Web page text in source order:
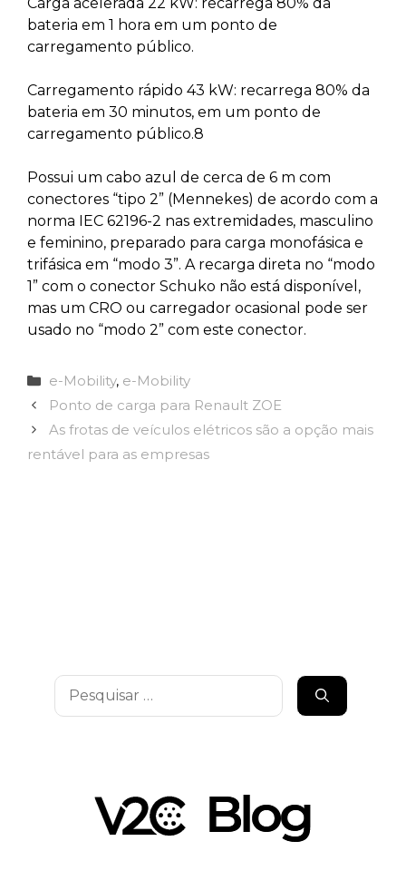
bateria em 1 hora em um ponto de
carregamento público.
Carregamento rápido 43 kW: recarrega 80% da
bateria em 30 minutos, em um ponto de
carregamento público.8
Possui um cabo azul de cerca de 6 m com
conectores “tipo 2” (Mennekes) de acordo com a
norma IEC 62196-2 nas extremidades, masculino
e feminino, preparado para carga monofásica e
trifásica em “modo 3”. A recarga direta no “modo
1” com o conector Schuko não está disponível,
mas um CRO ou carregador ocasional pode ser
usado no “modo 2” com este conector.
Categorias
e-Mobility, e-Mobility
Ponto de carga para Renault ZOE
As frotas de veículos elétricos são a opção mais
rentável para as empresas
Pesquisar